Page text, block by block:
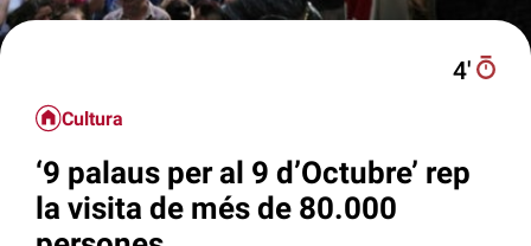
4′
Cultura
‘9 palaus per al 9 d’Octubre’ rep
la visita de més de 80.000